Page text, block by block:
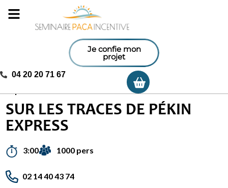
Je confie mon
projet
04 20 20 71 67
Sur les traces de Pékin
SUR LES TRACES DE PÉKIN
EXPRESS
3:00 1000 pers
02 14 40 43 74